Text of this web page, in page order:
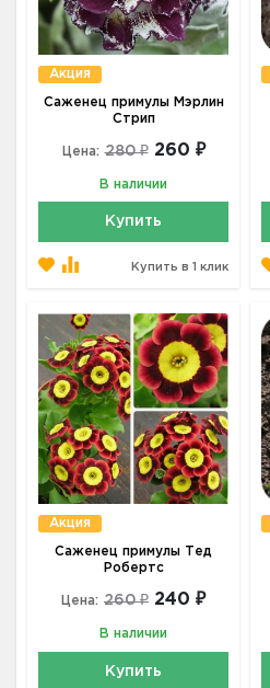
Акция
Саженец примулы Мэрлин
Стрип
Цена: 280 ₽ 260 ₽
В наличии
Купить
Купить в 1 клик
Акция
Саженец примулы Тед
Робертс
Цена: 260 ₽ 240 ₽
В наличии
Купить